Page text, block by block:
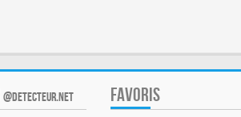
@DETECTEUR.NET FAVORIS